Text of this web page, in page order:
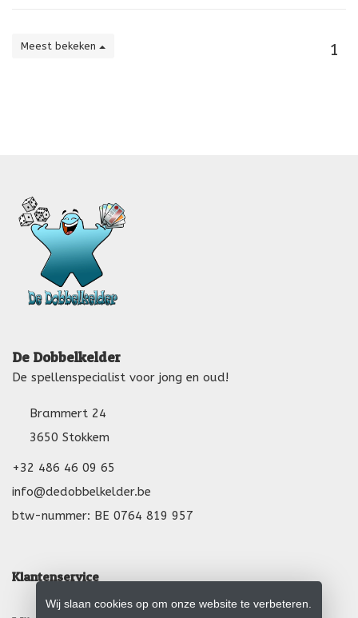
Meest bekeken 1
De Dobbelkelder
De spellenspecialist voor jong en oud!
Brammert 24
3650 Stokkem
+32 486 46 09 65
info@dedobbelkelder.be
btw-nummer: BE 0764 819 957
Klantenservice
Wij slaan cookies op om onze website te verbeteren.